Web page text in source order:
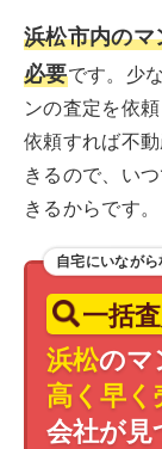
浜松市内の
必要です。少
ンの査定を依
依頼すれば不
きるので、い
きるからです。
一括
浜松のマ
高く早く
会社が
自宅にいなが